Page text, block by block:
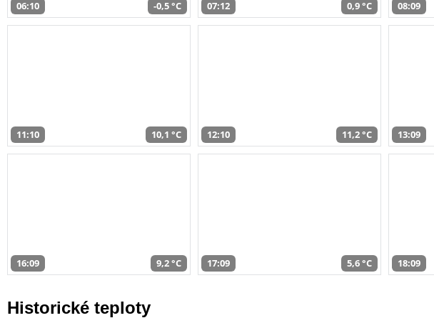
06:10 -0,5 °C 07:12 0,9 °C 08:09
11:10 10,1 °C 12:10 11,2 °C 13:09
16:09 9,2 °C 17:09 5,6 °C 18:09
Historické teploty